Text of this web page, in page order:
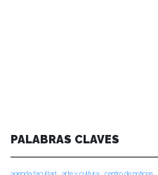
PALABRAS CLAVES
agenda facultad arte y cultura centro de noticias